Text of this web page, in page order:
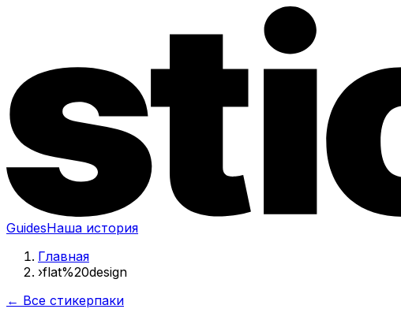
GuidesНаша история
Главная
›flat%20design
← Все стикерпаки